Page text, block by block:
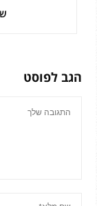
הגב לפוסט